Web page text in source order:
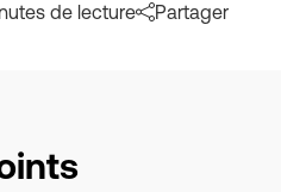
de lecture Partager